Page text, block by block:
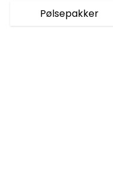
Pølsepakker